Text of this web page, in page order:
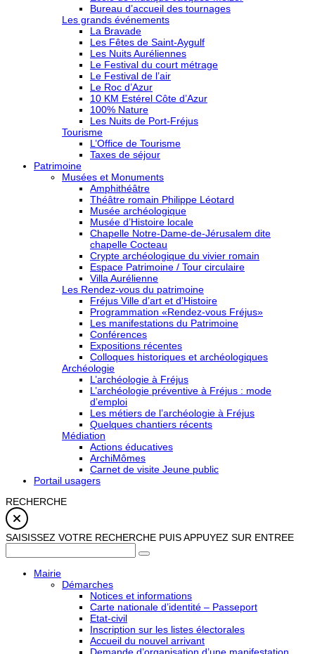
Bureau d’accueil des tournages
Les grands événements
La Bravade
Les Fêtes de Saint-Aygulf
Les Nuits Auréliennes
Le Festival du court métrage
Le Festival de l’air
Le Roc d’Azur
10 KM Estérel Côte d’Azur
100% Nature
Les Nuits de Port-Fréjus
Tourisme
L’Office de Tourisme
Taxes de séjour
Patrimoine
Musées et Monuments
Amphithéâtre
Théâtre romain Philippe Léotard
Musée archéologique
Musée d’Histoire locale
Chapelle Notre-Dame-de-Jérusalem dite
chapelle Cocteau
Crypte archéologique du vivier romain
Espace Patrimoine / Tour circulaire
Villa Aurélienne
Les Rendez-vous du patrimoine
Fréjus Ville d’art et d’Histoire
Programmation «Rendez-vous Fréjus»
Les manifestations du Patrimoine
Conférences
Expositions récentes
Colloques historiques et archéologiques
Archéologie
L’archéologie à Fréjus
L’archéologie préventive à Fréjus : mode
d’emploi
Les métiers de l’archéologie à Fréjus
Quelques chantiers récents
Médiation
Actions éducatives
ArchiMômes
Carnet de visite Jeune public
Portail usagers
RECHERCHE
SAISISSEZ VOTRE RECHERCHE PUIS APPUYEZ SUR ENTREE
Mairie
Démarches
Notices et informations
Carte nationale d’identité – Passeport
Etat-civil
Inscription sur les listes électorales
Accueil du nouvel arrivant